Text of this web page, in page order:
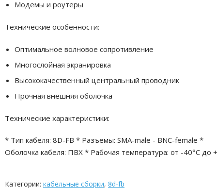
Модемы и роутеры
Технические особенности:
Оптимальное волновое сопротивление
Многослойная экранировка
Высококачественный центральный проводник
Прочная внешняя оболочка
Технические характеристики:
* Тип кабеля: 8D-FB * Разъемы: SMA-male - BNC-female *
Оболочка кабеля: ПВХ * Рабочая температура: от -40°C до
Категории: кабельные сборки, 8d-fb